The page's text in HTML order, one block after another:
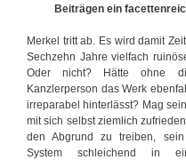
r
i
c
h
t
e
n
d
e
Beiträgen ein
Merkel tritt ab. Es wird damit
Sechzehn Jahre vielfach
Oder nicht? Hätte ohne
Kanzlerperson das Werk
irreparabel hinterlässt? Mag
mit sich selbst ziemlich
den Abgrund zu treiben, sein
System schleichend in